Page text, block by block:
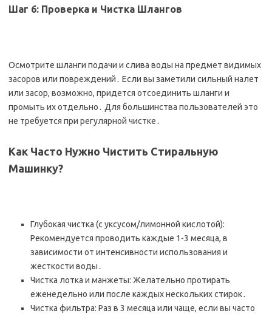
Шаг 6: Проверка и Чистка Шлангов
Осмотрите шланги подачи и слива воды на предмет видимых
засоров или повреждений․ Если вы заметили сильный налет
или засор, возможно, придется отсоединить шланги и
промыть их отдельно․ Для большинства пользователей это
не требуется при регулярной чистке․
Как Часто Нужно Чистить Стиральную
Машинку?
Глубокая чистка (с уксусом/лимонной кислотой):
Рекомендуется проводить каждые 1-3 месяца, в
зависимости от интенсивности использования и
жесткости воды․
Чистка лотка и манжеты: Желательно протирать
еженедельно или после каждых нескольких стирок․
Чистка фильтра: Раз в 3 месяца или чаще, если вы часто